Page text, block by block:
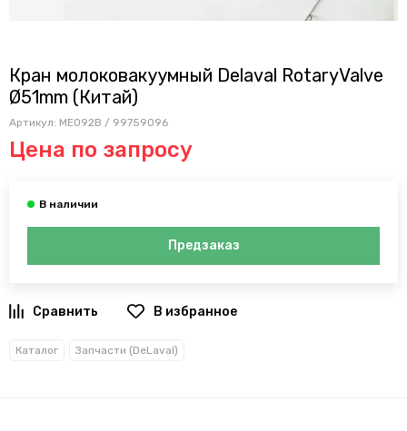
Кран молоковакуумный Delaval RotaryValve
Ø51mm (Китай)
Артикул: ME092B / 99759096
Цена по запросу
Предзаказ
В избранное
Каталог Запчасти (DeLaval)